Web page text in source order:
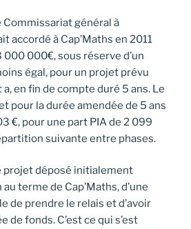
Commissariat général à
accordé à Cap’Maths en 2011
000€, sous réserve d’un
égal, pour un projet prévu
en fin de compte duré 5 ans. Le
pour la durée amendée de 5 ans
€, pour une part PIA de 2 099
suivante entre phases.
projet déposé initialement
terme de Cap’Maths, d’une
de prendre le relais et d’avoir
de fonds. C’est ce qui s’est